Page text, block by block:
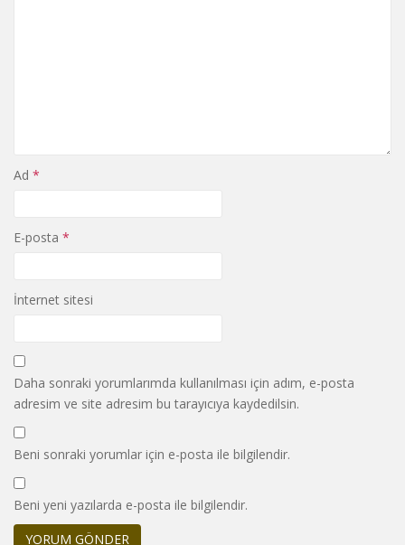
Ad *
E-posta *
İnternet sitesi
Daha sonraki yorumlarımda kullanılması için adım, e-posta
adresim ve site adresim bu tarayıcıya kaydedilsin.
Beni sonraki yorumlar için e-posta ile bilgilendir.
Beni yeni yazılarda e-posta ile bilgilendir.